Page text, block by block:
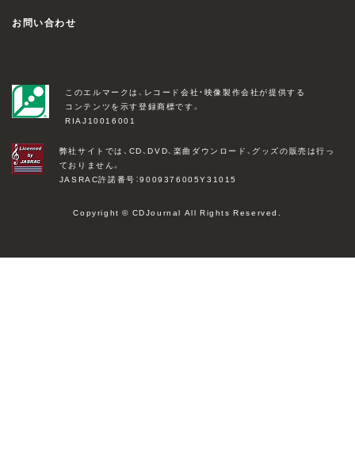
お問い合わせ
このエルマークは、レコード会社・映像製作会社が提供する
コンテンツを示す登録商標です。
RIAJ10016001
弊社サイトでは、CD、DVD、楽曲ダウンロード、グッズの販売は行っ
ておりません。
JASRAC許諾番号：9009376005Y31015
Copyright © CDJournal All Rights Reserved.